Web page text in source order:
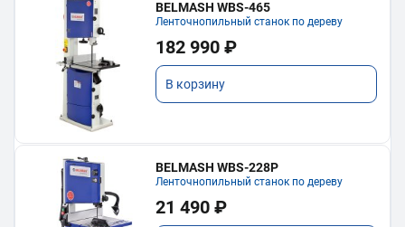
BELMASH WBS-465
Ленточнопильный станок по дереву
182 990 ₽
В корзину
BELMASH WBS-228P
Ленточнопильный станок по дереву
21 490 ₽